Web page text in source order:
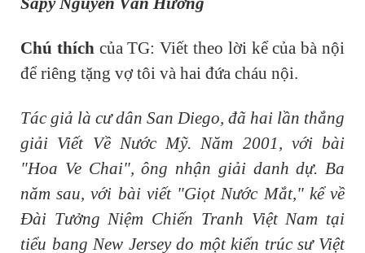
Chú thíchcủa TG: Viết theo lời kể của bà nội
để riêng tặng vợ tôi và hai đứa cháu nội.
Tác giả là cư dân San Diego, đã hai lần thắng
giải Viết Về Nước Mỹ. Năm 2001, với bài
"Hoa Ve Chai", ông nhận giải danh dự. Ba
năm sau, với bài viết "Giọt Nước Mắt," kể về
Đài Tưởng Niệm Chiến Tranh Việt Nam tại
tiểu bang New Jersey do một kiến trúc sư Việt